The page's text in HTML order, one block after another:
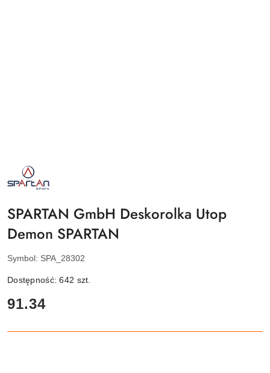
NAZWA
PRODUCENTA:
SPARTAN
SPARTAN GmbH Deskorolka Utop
Demon SPARTAN
Symbol: SPA_28302
Dostępność:642 szt.
cena:
91.34